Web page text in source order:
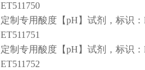
ET511750
定制专用酸度【pH】试剂，标识
ET511751
定制专用酸度【pH】试剂，标识
ET511752